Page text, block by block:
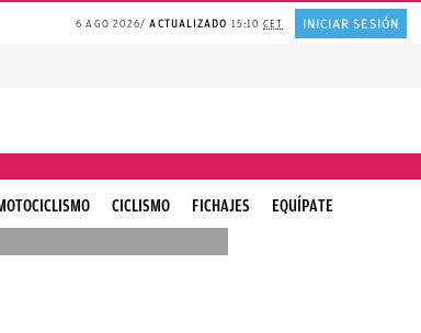
6 AGO 2026 ACTUALIZADO 15:10CET INICIAR SESIÓN
agricultura madrileña
CICLISMO FICHAJES
EQUÍPATE